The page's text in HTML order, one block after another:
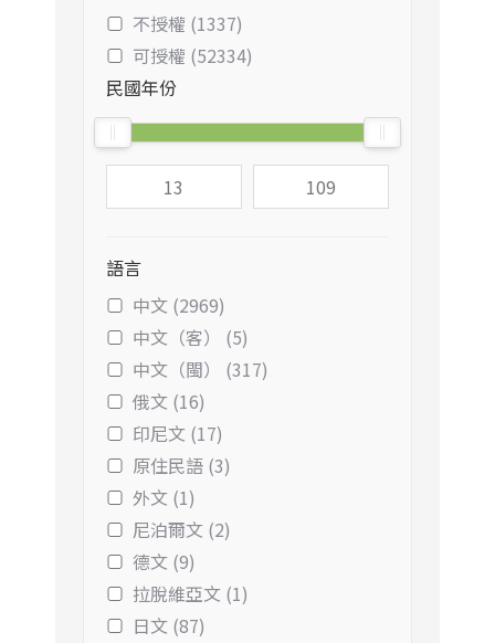
不授權 (1337)
可授權 (52334)
民國年份
語言
中文 (2969)
中文（客） (5)
中文（閩） (317)
俄文 (16)
印尼文 (17)
原住民語 (3)
外文 (1)
尼泊爾文 (2)
德文 (9)
拉脫維亞文 (1)
日文 (87)